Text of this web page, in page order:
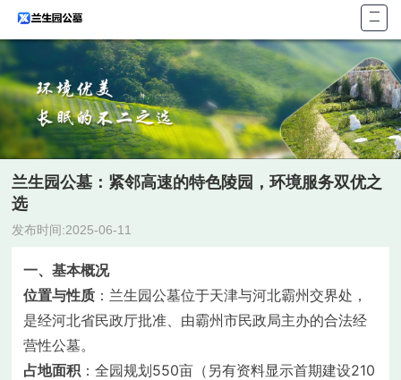
首页
关于
墓型
陵园
兰生园公墓：紧邻高速的特色陵园，环境服务双优之
选
发布时间:2025-06-11
一、基本概况
位置与性质 ：兰生园公墓位于天津与河北霸州交界处，
是经河北省民政厅批准、由霸州市民政局主办的合法经
营性公墓。
占地面积 ：全园规划550亩（另有资料显示首期建设210